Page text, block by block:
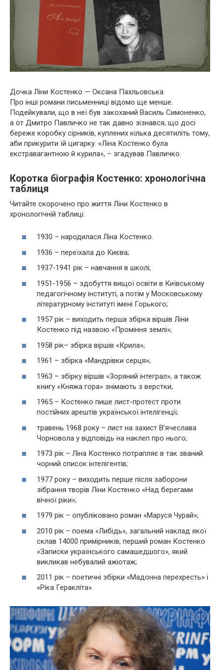
Дочка Ліни Костенко — Оксана Пахльовська
Про інші романи письменниці відомо ще менше.
Подейкували, що в неї був закоханий Василь Симоненко,
а от Дмитро Павличко не так давно зізнався, що досі
береже коробку сірників, куплених кілька десятиліть тому,
аби прикурити їй цигарку. «Ліна Костенко була
екстравагантною й курила», – згадував Павличко.
Коротка біографія Костенко: хронологічна
таблиця
Читайте скорочено про життя Ліни Костенко в
хронологічній таблиці.
1930 – народилася Ліна Костенко.
1936 – переїхала до Києва;
1937-1941 рік – навчання в школі;
1951-1956 – здобуття вищої освіти в Київському
педагогічному інституті, а потім у Московському
літературному інституті імені Горького;
1957 рік – виходить перша збірка віршів Ліни
Костенко під назвою «Проміння землі»;
1958 рік– збірка віршів «Крила»;
1961 – збірка «Мандрівки серця»;
1963 – збірку віршів «Зоряний інтеграл», а також
книгу «Княжа гора» знімають з верстки;
1965 – Костенко пише лист-протест проти
постійних арештів української інтелігенції;
травень 1968 року – лист на захист В’ячеслава
Чорновола у відповідь на наклеп про нього;
1973 рік – Ліна Костенко потрапляє в так званий
чорний список інтелігентів;
1977 року – виходить перше після заборони
зібрання творів Ліни Костенко «Над берегами
вічної ріки»;
1979 рік – опубліковано роман «Маруся Чурай»;
2010 рік – поема «Либідь», загальний наклад якої
склав 14000 примірників; перший роман Костенко
«Записки українського самашедшого», який
викликав небувалий ажіотаж;
2011 рік – поетичні збірки «Мадонна перехресть» і
«Ріка Геракліта».